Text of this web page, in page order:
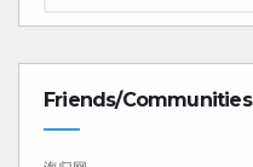
Friends/Communities